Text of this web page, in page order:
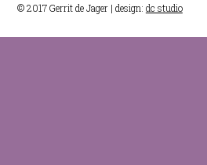
© 2017 Gerrit de Jager | design: dc studio